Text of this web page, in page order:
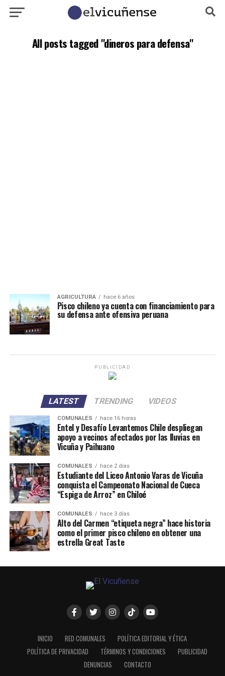
All posts tagged "dineros para defensa"
AGRICULTURA hace 6 años
Pisco chileno ya cuenta con financiamiento para
su defensa ante ofensiva peruana
PUBLICIDAD
LATEST TRENDING VIDEOS
COMUNALES hace 16 horas
Entel y Desafío Levantemos Chile despliegan
apoyo a vecinos afectados por las lluvias en
Vicuña y Paihuano
COMUNALES hace 2 días
Estudiante del Liceo Antonio Varas de Vicuña
conquista el Campeonato Nacional de Cueca
“Espiga de Arroz” en Chiloé
COMUNALES hace 3 días
Alto del Carmen “etiqueta negra” hace historia
como el primer pisco chileno en obtener una
estrella Great Taste
INICIO RED COMUNALES
POLÍTICA EDITORIAL Y ÉTICA
POLÍTICA DE PRIVACIDAD
TÉRMINOS Y CONDICIONES
PUBLICIDAD
DENUNCIAS
CONTACTO